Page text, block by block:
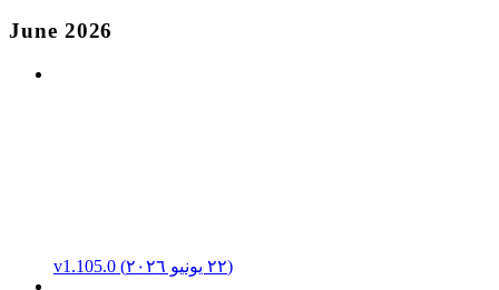
June 2026
v1.105.0 (٢٢ يونيو ٢٠٢٦)